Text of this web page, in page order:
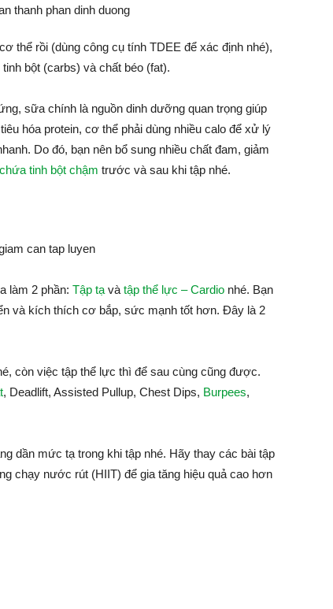
thể rồi (dùng công cụ tính TDEE để xác định nhé),
bột (carbs) và chất béo (fat).
sữa chính là nguồn dinh dưỡng quan trọng giúp
hóa protein, cơ thể phải dùng nhiều calo để xử lý
Do đó, bạn nên bổ sung nhiều chất đam, giảm
tinh bột chậm trước và sau khi tập nhé.
làm 2 phần: Tập tạ và tập thể lực – Cardio nhé. Bạn
và kích thích cơ bắp, sức mạnh tốt hơn. Đây là 2
còn việc tập thể lực thì để sau cùng cũng được.
, Deadlift, Assisted Pullup, Chest Dips, Burpees,
dần mức tạ trong khi tập nhé. Hãy thay các bài tập
chạy nước rút (HIIT) để gia tăng hiệu quả cao hơn